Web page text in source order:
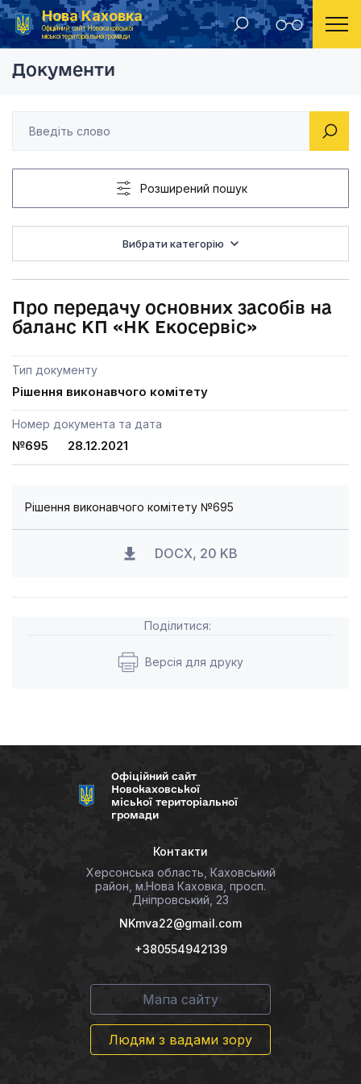
Нова Каховка
Офіційний сайт Новокаховської
міської територіальної громади
Головна Рішення виконавчого комітету Новокаховської міської ради 2021 року Про передачу
Документи
Розширений пошук
Вибрати категорію
Про передачу основних засобів на
баланс КП «НК Екосервіс»
Тип документу
Рішення виконавчого комітету
Номер документа та дата
№695 28.12.2021
Рішення виконавчого комітету №695
DOCX, 20 KB
Поділитися:
Версія для друку
Офіційний сайт
Новокаховської
міської територіальної
громади
Контакти
Херсонська область, Каховський
район, м.Нова Каховка, просп.
Дніпровський, 23
NKmva22@gmail.com
+380554942139
Мапа сайту
Людям з вадами зору